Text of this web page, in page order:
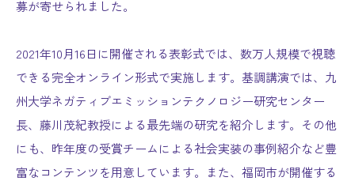
募が寄せられました。
2021年10月16日に開催される表彰式では、数万人規模で視聴
できる完全オンライン形式で実施します。基調講演では、九
州大学ネガティブエミッションテクノロジー研究センター
長、藤川茂紀教授による最先端の研究を紹介します。その他
にも、昨年度の受賞チームによる社会実装の事例紹介など豊
富なコンテンツを用意しています。また、福岡市が開催する